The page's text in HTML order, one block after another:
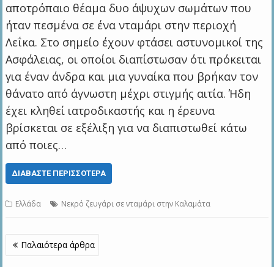
αποτρόπαιο θέαμα δυο άψυχων σωμάτων που
ήταν πεσμένα σε ένα νταμάρι στην περιοχή
Λεΐκα. Στο σημείο έχουν φτάσει αστυνομικοί της
Ασφάλειας, οι οποίοι διαπίστωσαν ότι πρόκειται
για έναν άνδρα και μια γυναίκα που βρήκαν τον
θάνατο από άγνωστη μέχρι στιγμής αιτία. Ήδη
έχει κληθεί ιατροδικαστής και η έρευνα
βρίσκεται σε εξέλιξη για να διαπιστωθεί κάτω
από ποιες…
ΔΙΑΒΆΣΤΕ ΠΕΡΙΣΣΌΤΕΡΑ
Ελλάδα Νεκρό ζευγάρι σε νταμάρι στην Καλαμάτα
Πλοήγηση
άρθρων
Παλαιότερα άρθρα